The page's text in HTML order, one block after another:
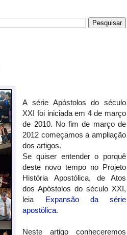
A série Apóstolos do século
XXI foi iniciada em 4 de março
de 2010. No fim de março de
2012 começamos a ampliação
dos artigos.
Se quiser entender o porquê
deste novo tempo no Projeto
História Apostólica, de Atos
dos Apóstolos do século XXI,
leia Expansão da série
apostólica.
Neste artigo conheceremos